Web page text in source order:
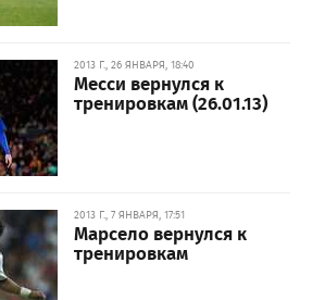
2013 Г., 26 ЯНВАРЯ, 18:40
Месси вернулся к
тренировкам (26.01.13)
2013 Г., 7 ЯНВАРЯ, 17:51
Марсело вернулся к
тренировкам